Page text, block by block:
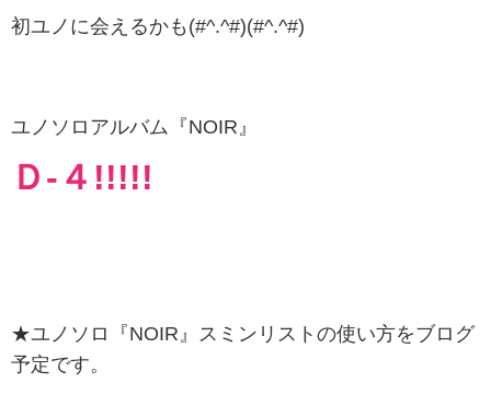
初ユノに会えるかも(#^.^#)(#^.^#)
ユノソロアルバム『NOIR』
Ｄ-４!!!!!
★ユノソロ『NOIR』スミンリストの使い方をブログ
予定です。